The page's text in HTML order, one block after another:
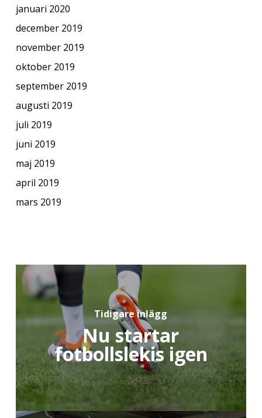
januari 2020
december 2019
november 2019
oktober 2019
september 2019
augusti 2019
juli 2019
juni 2019
maj 2019
april 2019
mars 2019
Tidigare inlägg
Nu startar
fotbollslekis igen